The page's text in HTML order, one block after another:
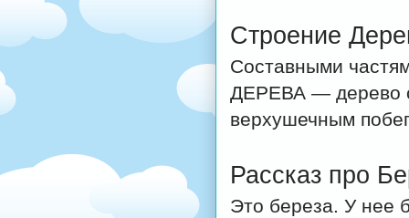
Строение
Составными
ДЕРЕВА — дерево
верхушечным
Рассказ про
Это береза. У нее